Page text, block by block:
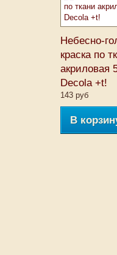
Небесно-
краска по
акриловая
Decola +t!
143 руб
В